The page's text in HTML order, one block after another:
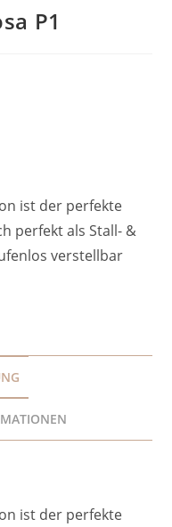
P1
ist der perfekte
perfekt als Stall- &
verstellbar
ist der perfekte